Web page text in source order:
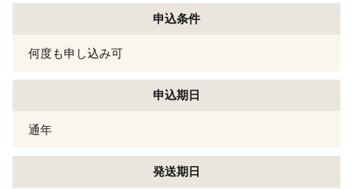
申込条件
何度も申し込み可
申込期日
通年
発送期日